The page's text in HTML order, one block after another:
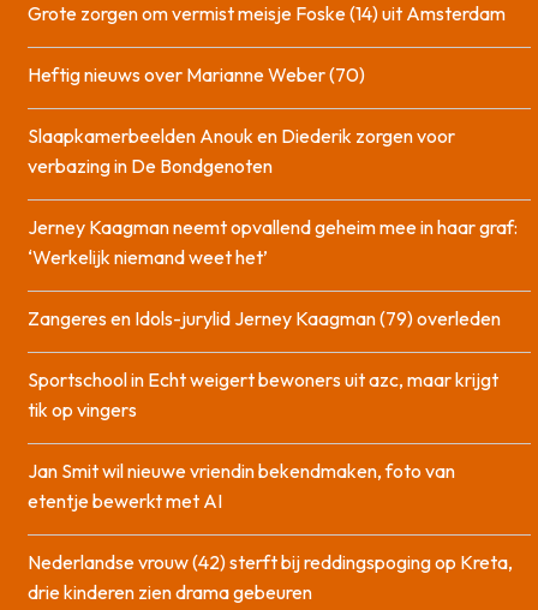
Grote zorgen om vermist meisje Foske (14) uit Amsterdam
Heftig nieuws over Marianne Weber (70)
Slaapkamerbeelden Anouk en Diederik zorgen voor
verbazing in De Bondgenoten
Jerney Kaagman neemt opvallend geheim mee in haar graf:
‘Werkelijk niemand weet het’
Zangeres en Idols-jurylid Jerney Kaagman (79) overleden
Sportschool in Echt weigert bewoners uit azc, maar krijgt
tik op vingers
Jan Smit wil nieuwe vriendin bekendmaken, foto van
etentje bewerkt met AI
Nederlandse vrouw (42) sterft bij reddingspoging op Kreta,
drie kinderen zien drama gebeuren